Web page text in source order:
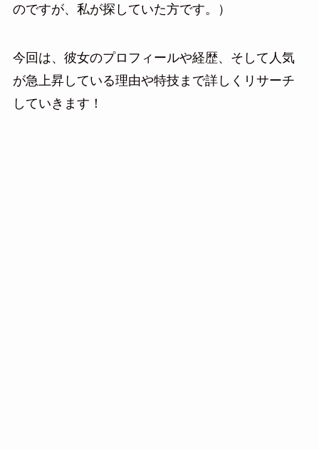
のですが、私が探していた方です。）
今回は、彼女のプロフィールや経歴、そして人気
が急上昇している理由や特技まで詳しくリサーチ
していきます！